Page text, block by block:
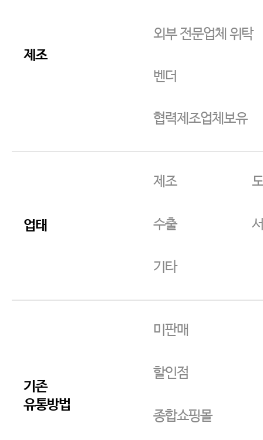
제조
외부 전문업체 위탁
벤더
협력제조업체보유
업태
제조
수출
기타
기존
유통방법
미판매
할인점
종합쇼핑몰